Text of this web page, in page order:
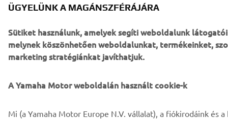
© Copyright - 2026 Yamaha Motor Europe N.V. - All Rights
Reserved
ÜGYELÜNK A MAGÁNSZFÉRÁJÁRA
Sütiket használunk, amelyek segíti weboldalunk
melynek köszönhetően weboldalunkat, termékeinket,
marketing stratégiánkat javíthatjuk.
A Yamaha Motor weboldalán használt cookie-k
Mi (a Yamaha Motor Europe N.V. vállalat), a fiókirodáink és a